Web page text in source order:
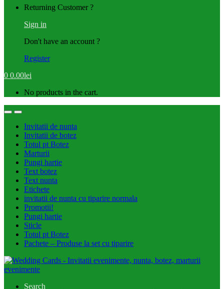
Returning Customer ?
Sign in
Don't have an account ?
Register
0 0.00lei
No products in the cart.
Invitatii de nunta
Invitatii de botez
Totul pt Botez
Marturii
Pungi hartie
Text botez
Text nunta
Etichete
invitatii de nunta cu tiparire normala
Promotii!
Pungi hartie
Sticle
Totul pt Botez
Pachete – Produse la set cu tiparire
Search